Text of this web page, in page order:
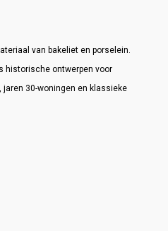
van bakeliet en porselein.
historische ontwerpen voor
30-woningen en klassieke